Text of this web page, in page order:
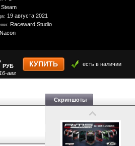
Steam
19 августа 2021
Raceward Studio
Nacon
авг
РУБ КУПИТЬ есть в наличии
Скриншоты